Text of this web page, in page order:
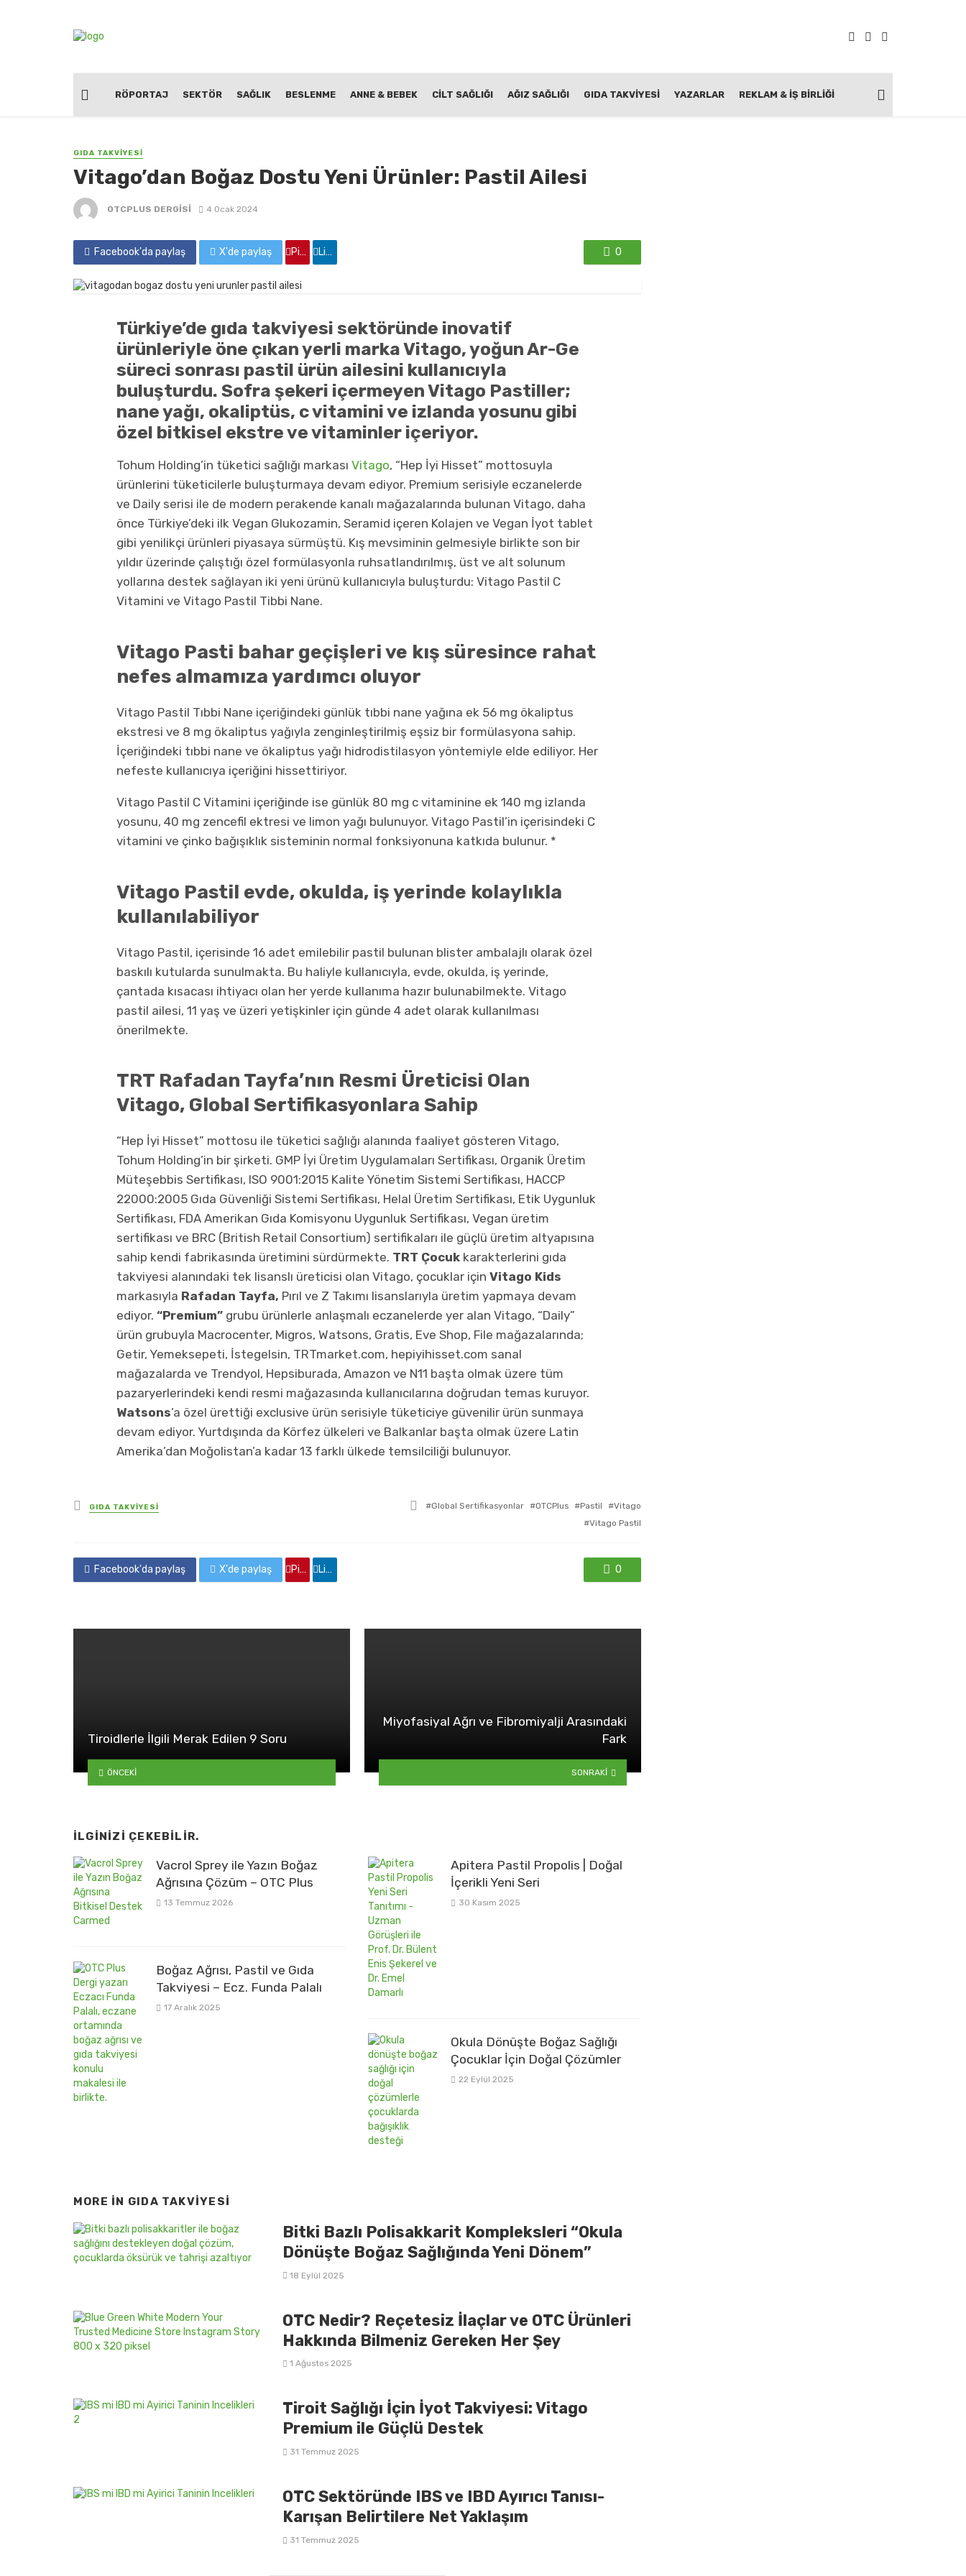
RÖPORTAJ SEKTÖR SAĞLIK BESLENME ANNE & BEBEK CİLT SAĞLIĞI AĞIZ SAĞLIĞI GIDA TAKVİYESİ YAZARLAR REKLAM & İŞ BIRLIĞI
GIDA TAKVİYESİ
Vitago’dan Boğaz Dostu Yeni Ürünler: Pastil Ailesi
OTCPLUS DERGİSİ 4 Ocak 2024
Facebook'da paylaş X'de paylaş Pinterest'de paylaş Linkedin'de paylaş 0
Türkiye’de gıda takviyesi sektöründe inovatif
ürünleriyle öne çıkan yerli marka Vitago,yoğun Ar-Ge
süreci sonrası pastil ürün ailesini kullanıcıyla
buluşturdu. Sofra şekeri içermeyen Vitago Pastiller;
nane yağı, okaliptüs, c vitamini ve izlanda yosunu gibi
özel bitkisel ekstre ve vitaminler içeriyor.
Tohum Holding’in tüketici sağlığı markası Vitago, “Hep İyi Hisset” mottosuyla
ürünlerini tüketicilerle buluşturmaya devam ediyor. Premium serisiyle eczanelerde
ve Daily serisi ile de modern perakende kanalı mağazalarında bulunan Vitago, daha
önce Türkiye’deki ilk Vegan Glukozamin, Seramid içeren Kolajen ve Vegan İyot tablet
gibi yenilikçi ürünleri piyasaya sürmüştü. Kış mevsiminin gelmesiyle birlikte son bir
yıldır üzerinde çalıştığı özel formülasyonla ruhsatlandırılmış, üst ve alt solunum
yollarına destek sağlayan iki yeni ürünü kullanıcıyla buluşturdu: Vitago Pastil C
Vitamini ve Vitago Pastil Tibbi Nane.
Vitago Pasti bahar geçişleri ve kış süresince rahat
nefes almamıza yardımcı oluyor
Vitago Pastil Tıbbi Nane içeriğindeki günlük tıbbi nane yağına ek 56 mg ökaliptus
ekstresi ve 8 mg ökaliptus yağıyla zenginleştirilmiş eşsiz bir formülasyona sahip.
İçeriğindeki tıbbi nane ve ökaliptus yağı hidrodistilasyon yöntemiyle elde ediliyor. Her
nefeste kullanıcıya içeriğini hissettiriyor.
Vitago Pastil C Vitamini içeriğinde ise günlük 80 mg c vitaminine ek 140 mg izlanda
yosunu, 40 mg zencefil ektresi ve limon yağı bulunuyor. Vitago Pastil’in içerisindeki C
vitamini ve çinko bağışıklık sisteminin normal fonksiyonuna katkıda bulunur. *
Vitago Pastil evde, okulda, iş yerinde kolaylıkla
kullanılabiliyor
Vitago Pastil, içerisinde 16 adet emilebilir pastil bulunan blister ambalajlı olarak özel
baskılı kutularda sunulmakta. Bu haliyle kullanıcıyla, evde, okulda, iş yerinde,
çantada kısacası ihtiyacı olan her yerde kullanıma hazır bulunabilmekte. Vitago
pastil ailesi, 11 yaş ve üzeri yetişkinler için günde 4 adet olarak kullanılması
önerilmekte.
TRT Rafadan Tayfa’nın Resmi Üreticisi Olan
Vitago, Global Sertifikasyonlara Sahip
“Hep İyi Hisset” mottosu ile tüketici sağlığı alanında faaliyet gösteren Vitago,
Tohum Holding’in bir şirketi. GMP İyi Üretim Uygulamaları Sertifikası, Organik Üretim
Müteşebbis Sertifikası, ISO 9001:2015 Kalite Yönetim Sistemi Sertifikası, HACCP
22000:2005 Gıda Güvenliği Sistemi Sertifikası, Helal Üretim Sertifikası, Etik Uygunluk
Sertifikası, FDA Amerikan Gıda Komisyonu Uygunluk Sertifikası, Vegan üretim
sertifikası ve BRC (British Retail Consortium) sertifikaları ile güçlü üretim altyapısına
sahip kendi fabrikasında üretimini sürdürmekte. TRT Çocuk karakterlerini gıda
takviyesi alanındaki tek lisanslı üreticisi olan Vitago, çocuklar için Vitago Kids
markasıyla Rafadan Tayfa, Pırıl ve Z Takımı lisanslarıyla üretim yapmaya devam
ediyor. “Premium” grubu ürünlerle anlaşmalı eczanelerde yer alan Vitago, “Daily”
ürün grubuyla Macrocenter, Migros, Watsons, Gratis, Eve Shop, File mağazalarında;
Getir, Yemeksepeti, İstegelsin, TRTmarket.com, hepiyihisset.com sanal
mağazalarda ve Trendyol, Hepsiburada, Amazon ve N11 başta olmak üzere tüm
pazaryerlerindeki kendi resmi mağazasında kullanıcılarına doğrudan temas kuruyor.
Watsons’a özel ürettiği exclusive ürün serisiyle tüketiciye güvenilir ürün sunmaya
devam ediyor. Yurtdışında da Körfez ülkeleri ve Balkanlar başta olmak üzere Latin
Amerika’dan Moğolistan’a kadar 13 farklı ülkede temsilciliği bulunuyor.
yayınlanan
GIDA TAKVİYESİ
ileGlobal Sertifikasyonlar OTCPlus Pastil
Vitago
Vitago Pastil
Facebook'da paylaş X'de paylaş Pinterest'de paylaş Linkedin'de paylaş 0
Tiroidlerle İlgili Merak Edilen 9 Soru
ÖNCEKI
Miyofasiyal Ağrı ve Fibromiyalji Arasındaki
Fark
SONRAKI
İLGINIZI ÇEKEBILIR.
Vacrol Sprey ile Yazın Boğaz
Ağrısına Çözüm – OTC Plus
13 Temmuz 2026
Boğaz Ağrısı, Pastil ve Gıda
Takviyesi – Ecz. Funda Palalı
17 Aralık 2025
Apitera Pastil Propolis | Doğal
İçerikli Yeni Seri
30 Kasım 2025
Okula Dönüşte Boğaz Sağlığı
Çocuklar İçin Doğal Çözümler
22 Eylül 2025
MORE IN GIDA TAKVİYESİ
Bitki Bazlı Polisakkarit Kompleksleri “Okula
Dönüşte Boğaz Sağlığında Yeni Dönem”
18 Eylül 2025
OTC Nedir? Reçetesiz İlaçlar ve OTC Ürünleri
Hakkında Bilmeniz Gereken Her Şey
1 Ağustos 2025
Tiroit Sağlığı İçin İyot Takviyesi: Vitago
Premium ile Güçlü Destek
31 Temmuz 2025
OTC Sektöründe IBS ve IBD Ayırıcı Tanısı-
Karışan Belirtilere Net Yaklaşım
31 Temmuz 2025